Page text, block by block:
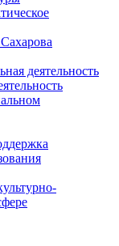
деятельность